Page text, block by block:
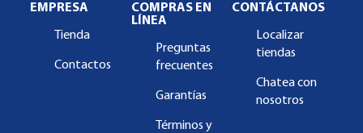
EMPRESA
Tienda
Contactos
COMPRAS EN
LÍNEA
Preguntas
frecuentes
Garantías
Términos y
CONTÁCTANOS
Localizar
tiendas
Chatea con
nosotros